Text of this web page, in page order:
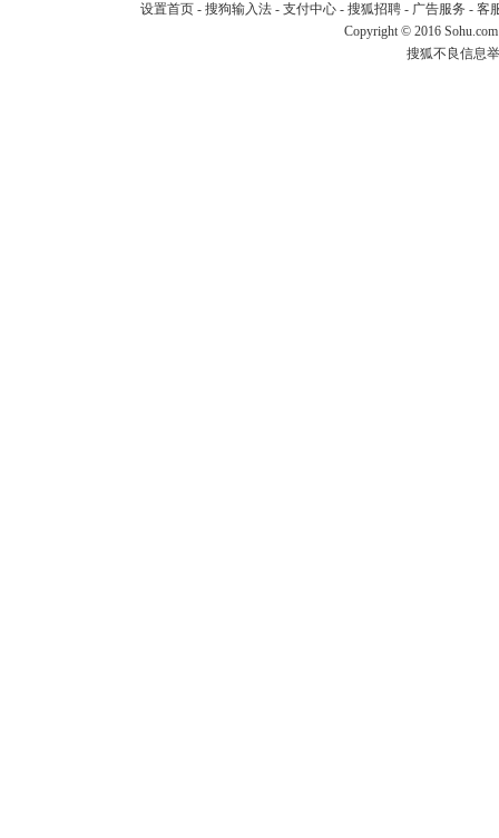
设置首页- 搜狗输入法- 支付中心- 搜狐招聘- 广告服务 - 客
Copyright © 2016
搜狐不良信息